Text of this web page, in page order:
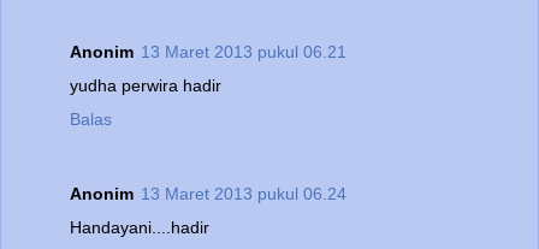
Anonim 13 Maret 2013 pukul 06.21
yudha perwira hadir
Balas
Anonim 13 Maret 2013 pukul 06.24
Handayani....hadir